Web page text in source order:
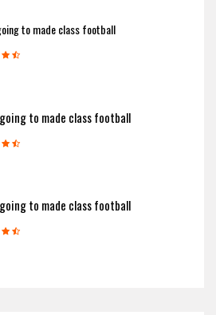
to made class football
to made class football
to made class football